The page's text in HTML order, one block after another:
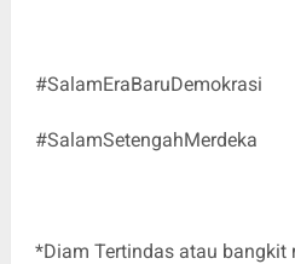
#SalamEraBaruDemokrasi
#SalamSetengahMerdeka
*Diam Tertindas atau bangkit